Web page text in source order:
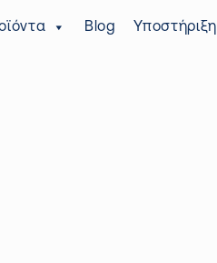
Blog Υποστήριξη